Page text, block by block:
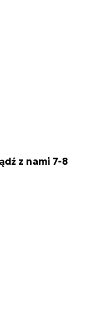
z nami 7-8